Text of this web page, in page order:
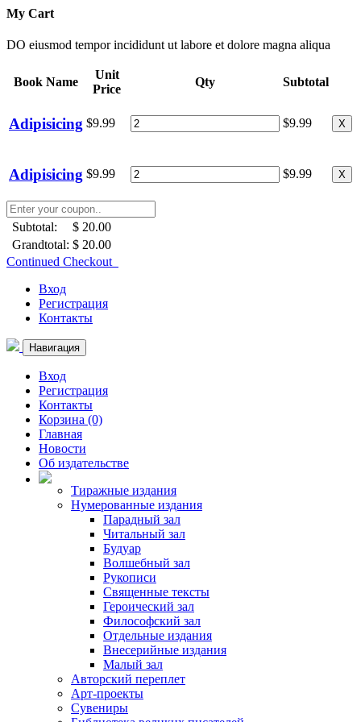
My Cart
DO eiusmod tempor incididunt ut labore et dolore magna aliqua
Book Name
Unit
Price
Qty Subtotal
Adipisicing $9.99 $9.99 X
Adipisicing $9.99 $9.99 X
Subtotal:
$ 20.00
Grandtotal: $ 20.00
Continued Checkout
Вход
Регистрация
Контакты
Навигация
Вход
Регистрация
Контакты
Корзина (0)
Главная
Новости
Об издательстве
Тиражные издания
Нумерованные издания
Парадный зал
Читальный зал
Будуар
Волшебный зал
Рукописи
Священные тексты
Героический зал
Философский зал
Отдельные издания
Внесерийные издания
Малый зал
Авторский переплет
Арт-проекты
Сувениры